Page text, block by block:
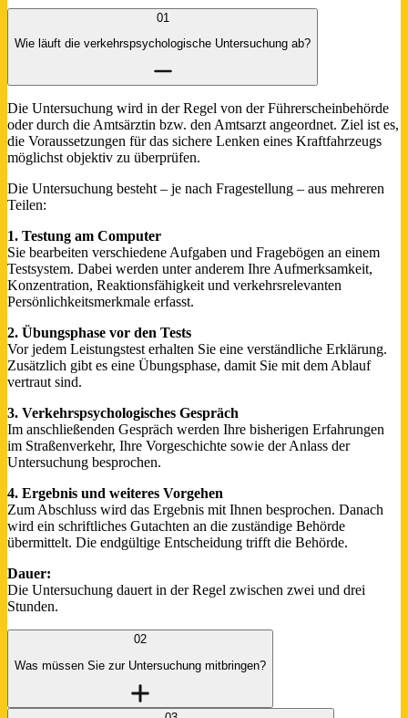
01
Wie läuft die verkehrspsychologische Untersuchung ab?
Die Untersuchung wird in der Regel von der Führerscheinbehörde
oder durch die Amtsärztin bzw. den Amtsarzt angeordnet. Ziel ist es,
die Voraussetzungen für das sichere Lenken eines Kraftfahrzeugs
möglichst objektiv zu überprüfen.
Die Untersuchung besteht – je nach Fragestellung – aus mehreren
Teilen:
1. Testung am Computer
Sie bearbeiten verschiedene Aufgaben und Fragebögen an einem
Testsystem. Dabei werden unter anderem Ihre Aufmerksamkeit,
Konzentration, Reaktionsfähigkeit und verkehrsrelevanten
Persönlichkeitsmerkmale erfasst.
2. Übungsphase vor den Tests
Vor jedem Leistungstest erhalten Sie eine verständliche Erklärung.
Zusätzlich gibt es eine Übungsphase, damit Sie mit dem Ablauf
vertraut sind.
3. Verkehrspsychologisches Gespräch
Im anschließenden Gespräch werden Ihre bisherigen Erfahrungen
im Straßenverkehr, Ihre Vorgeschichte sowie der Anlass der
Untersuchung besprochen.
4. Ergebnis und weiteres Vorgehen
Zum Abschluss wird das Ergebnis mit Ihnen besprochen. Danach
wird ein schriftliches Gutachten an die zuständige Behörde
übermittelt. Die endgültige Entscheidung trifft die Behörde.
Dauer:
Die Untersuchung dauert in der Regel zwischen zwei und drei
Stunden.
02
Was müssen Sie zur Untersuchung mitbringen?